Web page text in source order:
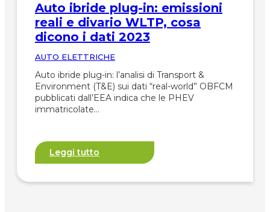
Auto ibride plug-in: emissioni
reali e divario WLTP, cosa
dicono i dati 2023
AUTO ELETTRICHE
Auto ibride plug-in: l’analisi di Transport &
Environment (T&E) sui dati “real-world” OBFCM
pubblicati dall’EEA indica che le PHEV
immatricolate…
Leggi tutto